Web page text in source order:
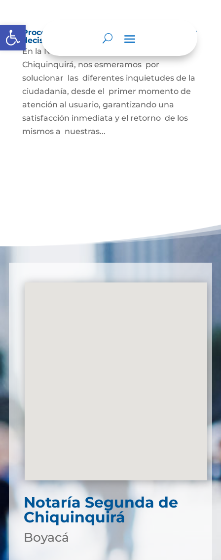
Abrir barra de herramientas
Procedimientos que se siguen para tomar
decisiones en las diferentes áreas
En la Notaría segunda del Círculo de
Chiquinquirá, nos esmeramos por
solucionar las diferentes inquietudes de la
ciudadanía, desde el primer momento de
atención al usuario, garantizando una
satisfacción inmediata y el retorno de los
mismos a nuestras...
Notaría Segunda de
Chiquinquirá
Boyacá